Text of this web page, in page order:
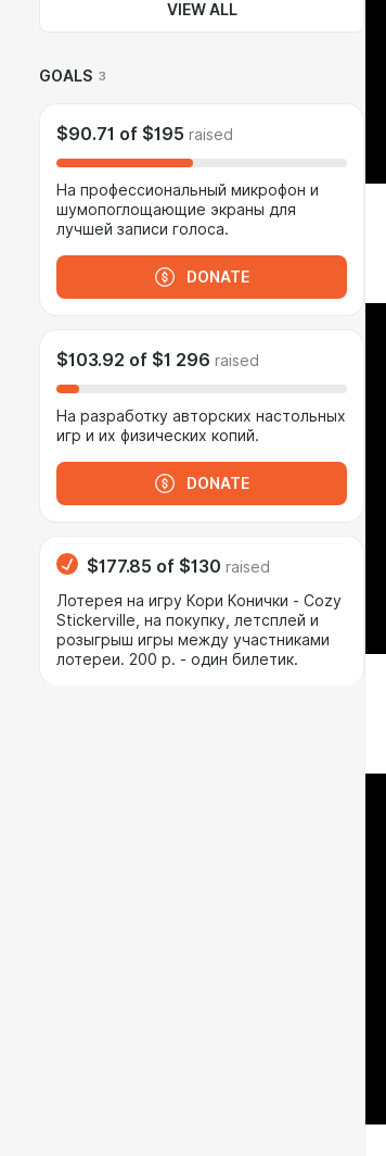
VIEW ALL
GOALS 3
$90.71 of $195 raised
На профессиональный микрофон и
шумопоглощающие экраны для
лучшей записи голоса.
DONATE
$103.92 of $1 296 raised
На разработку авторских настольных
игр и их физических копий.
DONATE
$177.85 of $130 raised
Лотерея на игру Кори Конички - Cozy
Stickerville, на покупку, летсплей и
розыгрыш игры между участниками
лотереи. 200 р. - один билетик.